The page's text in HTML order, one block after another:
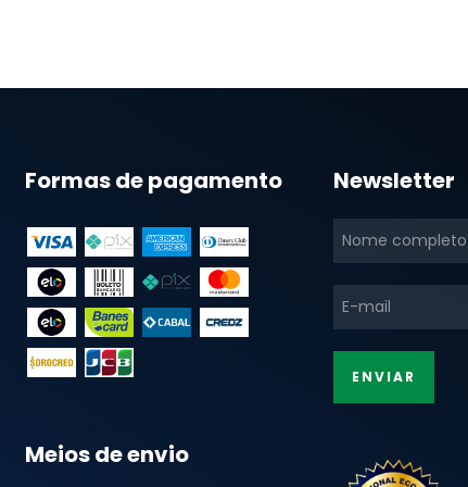
Formas de pagamento
Meios de envio
Newsletter